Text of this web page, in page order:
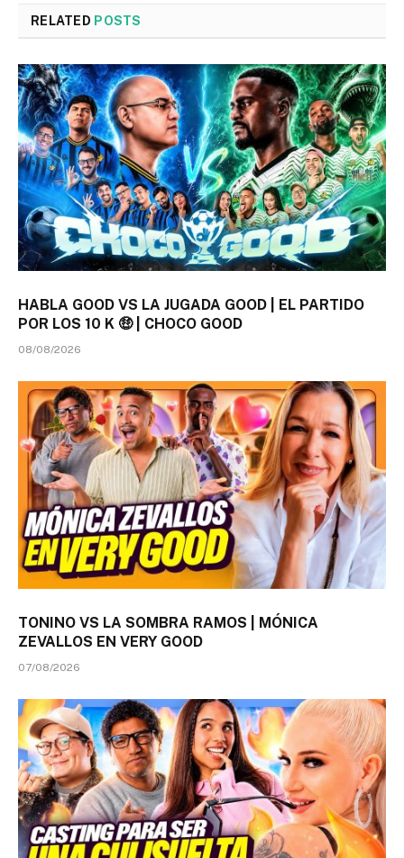
RELATED POSTS
HABLA GOOD VS LA JUGADA GOOD | EL PARTIDO
POR LOS 10 K 🤑 | CHOCO GOOD
08/08/2026
TONINO VS LA SOMBRA RAMOS | MÓNICA
ZEVALLOS EN VERY GOOD
07/08/2026